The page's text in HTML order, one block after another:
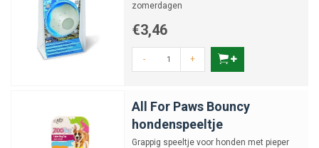
zomerdagen
€3,46
- +
All For Paws Bouncy
hondenspeeltje
Grappig speeltje voor honden met pieper